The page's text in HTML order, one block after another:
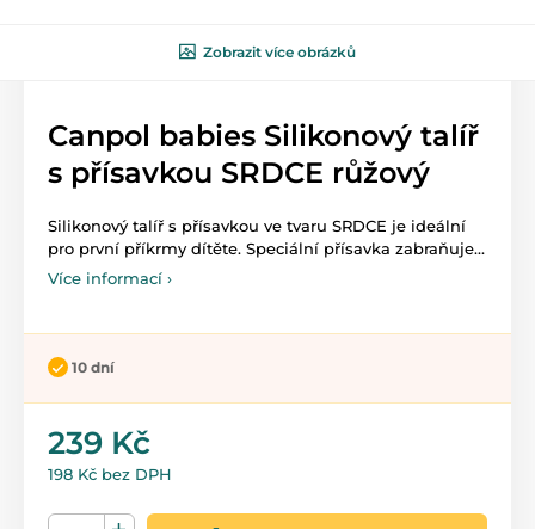
Zobrazit více obrázků
Canpol babies Silikonový talíř
s přísavkou SRDCE růžový
Silikonový talíř s přísavkou ve tvaru SRDCE je ideální
pro první příkrmy dítěte. Speciální přísavka zabraňuje...
Více informací ›
10 dní
239 Kč
198 Kč bez DPH